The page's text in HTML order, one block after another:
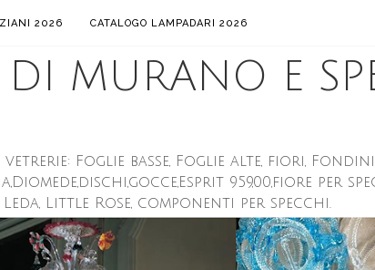
MURANO E
Foglie basse, Foglie alte, fiori, Fondini,
959,00,fiore per
Little Rose, componenti per specchi.
2026 CATALOGO LAMPADARI 2026